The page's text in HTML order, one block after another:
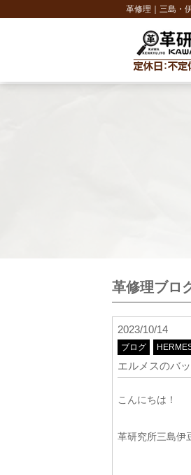
革修理｜三島・
革修理ブロ
2023/10/14
ブログ
エルメスのバ
こんにちは！
革研究所三島伊